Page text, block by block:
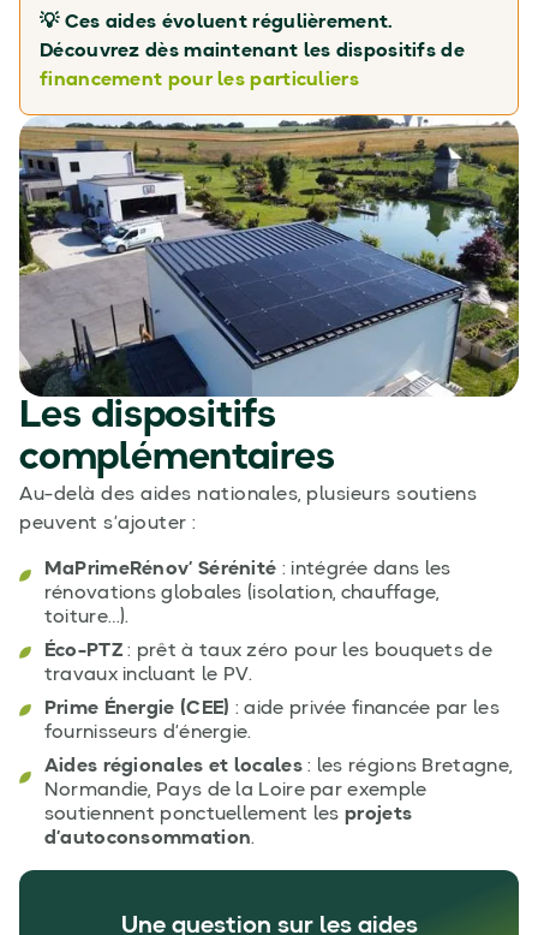
💡 Ces aides évoluent régulièrement.
Découvrez dès maintenant les dispositifs de
financement pour les particuliers
Les dispositifs
complémentaires
Au-delà des aides nationales, plusieurs soutiens
peuvent s’ajouter :
MaPrimeRénov’ Sérénité : intégrée dans les
rénovations globales (isolation, chauffage,
toiture…).
Éco-PTZ: prêt à taux zéro pour les bouquets de
travaux incluant le PV.
Prime Énergie (CEE) : aide privée financée par les
fournisseurs d’énergie.
Aides régionales et locales: les régions Bretagne,
Normandie, Pays de la Loire par exemple
soutiennent ponctuellement lesprojets
d’autoconsommation.
Une question sur les aides